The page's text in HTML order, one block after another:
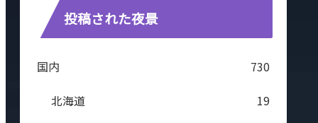
投稿された夜景
国内
730
北海道
19